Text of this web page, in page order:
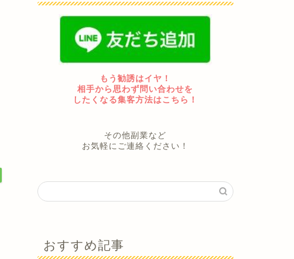
もう勧誘はイヤ！
相手から思わず問い合わせを
したくなる集客方法はこちら！
その他副業など
お気軽にご連絡ください！
おすすめ記事